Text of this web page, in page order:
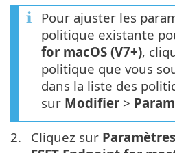
Pour ajuster les
politique existante
for macOS (V7+),
politique que vous
dans la liste des
sur Modifier >
2.
Cliquez sur Paramètres